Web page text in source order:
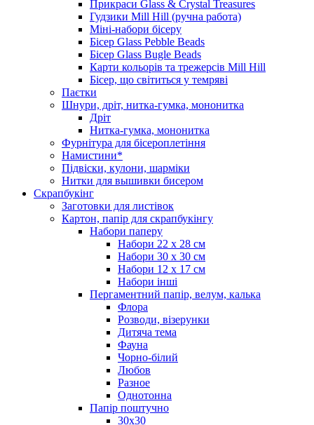
Прикраси Glass & Crystal Treasures
Гудзики Mill Hill (ручна работа)
Міні-набори бісеру
Бісер Glass Pebble Beads
Бісер Glass Bugle Beads
Карти кольорів та трежерсів Mill Hill
Бісер, що світиться у темряві
Паєтки
Шнури, дріт, нитка-гумка, мононитка
Дріт
Нитка-гумка, мононитка
Фурнітура для бісероплетіння
Намистини*
Підвіски, кулони, шарміки
Нитки для вышивки бисером
Скрапбукінг
Заготовки для листівок
Картон, папір для скрапбукінгу
Набори паперу
Набори 22 х 28 см
Набори 30 х 30 см
Набори 12 х 17 см
Набори інші
Пергаментний папір, велум, калька
Флора
Розводи, візерунки
Дитяча тема
Фауна
Чорно-білий
Любов
Разное
Однотонна
Папір поштучно
30х30